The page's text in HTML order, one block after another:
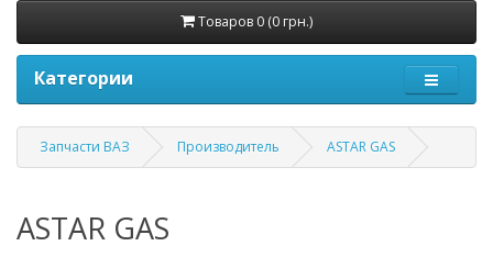
Товаров 0 (0 грн.)
Категории
Запчасти ВАЗ Производитель ASTAR GAS
ASTAR GAS